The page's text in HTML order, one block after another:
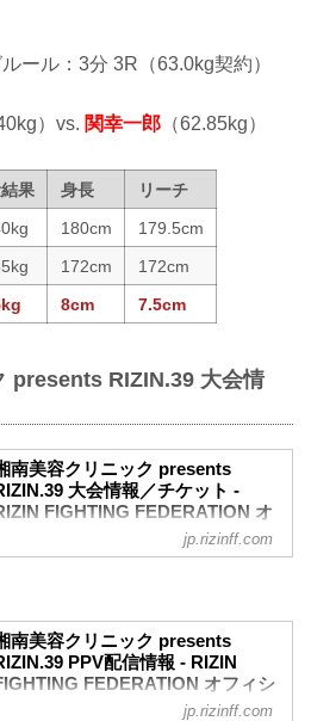
ール：3分 3R（63.0kg契約）
）vs. 関幸一郎 （62.85kg）
果 身長
リーチ
180cm
179.5cm
172cm
172cm
8cm 7.5cm
presents RIZIN.39 大会情
南美容クリニック presents
大会情報／チケット -
FIGHTING FEDERATION オ
会概要
称
湘南美容クリニック presents RIZIN.39
jp.rizinff.com
南美容クリニック presents
PPV配信情報 - RIZIN
FEDERATION オフィシ
jp.rizinff.com